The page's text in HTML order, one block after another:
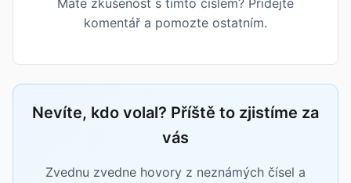
Máte zkušenost s tímto číslem? Přidejte
komentář a pomozte ostatním.
Nevíte, kdo volal? Příště to zjistíme za
vás
Zvednu zvedne hovory z neznámých čísel a